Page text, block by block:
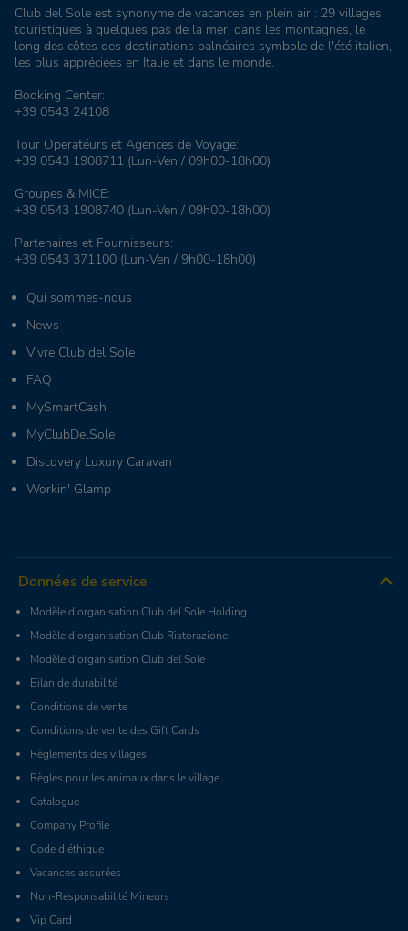
Club del Sole est synonyme de vacances en plein air : 29 villages
touristiques à quelques pas de la mer, dans les montagnes, le
long des côtes des destinations balnéaires symbole de l'été italien,
les plus appréciées en Italie et dans le monde.
Booking Center:
+39 0543 24108
Tour Operatéurs et Agences de Voyage:
+39 0543 1908711 (Lun-Ven / 09h00-18h00)
Groupes & MICE:
+39 0543 1908740 (Lun-Ven / 09h00-18h00)
Partenaires et Fournisseurs:
+39 0543 371100 (Lun-Ven / 9h00-18h00)
Qui sommes-nous
News
Vivre Club del Sole
FAQ
MySmartCash
MyClubDelSole
Discovery Luxury Caravan
Workin' Glamp
Données de service
Modèle d’organisation Club del Sole Holding
Modèle d’organisation Club Ristorazione
Modèle d’organisation Club del Sole
Bilan de durabilité
Conditions de vente
Conditions de vente des Gift Cards
Règlements des villages
Règles pour les animaux dans le village
Catalogue
Company Profile
Code d’éthique
Vacances assurées
Non-Responsabilité Mineurs
Vip Card